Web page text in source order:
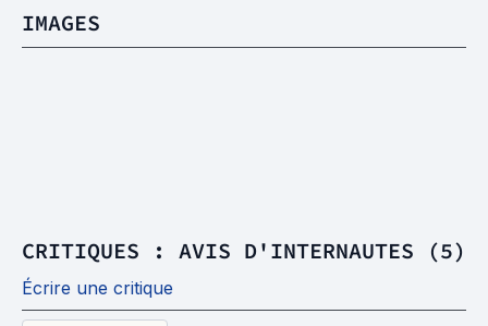
IMAGES
CRITIQUES : AVIS D'INTERNAUTES (5)
Écrire une critique